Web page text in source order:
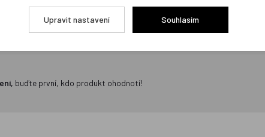
buďte první, kdo produkt ohodnotí!
Upravit nastavení Souhlasím